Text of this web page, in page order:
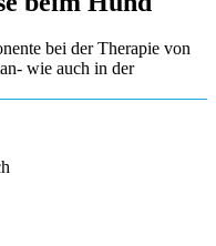
bei der Therapie von
wie auch in der